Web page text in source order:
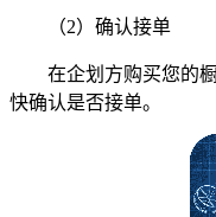
（2）确认接单
在企划方购买您的橱
快确认是否接单。